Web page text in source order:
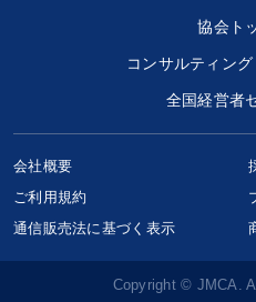
協会ト
コンサルティン
全国経営者
会社概要
ご利用規約
通信販売法に基づく表示
Copyright © JMCA.